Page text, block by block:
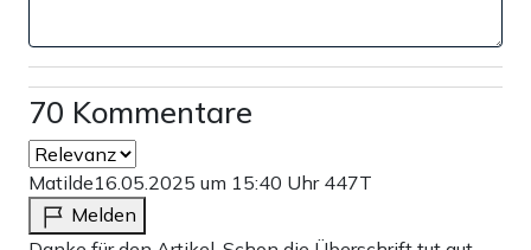
70 Kommentare
Matilde16.05.2025 um 15:40 Uhr 447T
Melden